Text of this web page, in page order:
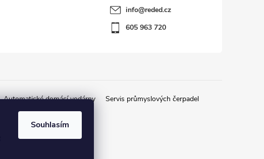
Souhlasím
info@reded.cz
605 963 720
Automatické domácí vodárny
Servis průmyslových čerpadel